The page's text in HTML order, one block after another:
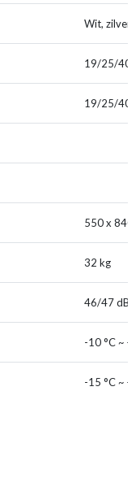
Wit, zilver
19/25/40
19/25/40
550 x 840
32 kg
46/47
-10 °C ~ +
-15 °C ~ +